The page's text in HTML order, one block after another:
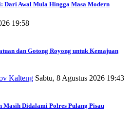
Dari Awal Mula Hingga Masa Modern
19:58
dan Gotong Royong untuk Kemajuan
Kalteng Sabtu, 8 Agustus 2026 19:43
Masih Didalami Polres Pulang Pisau